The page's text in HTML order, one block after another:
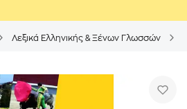
Λεξικά Ελληνικής & Ξένων Γλωσσών